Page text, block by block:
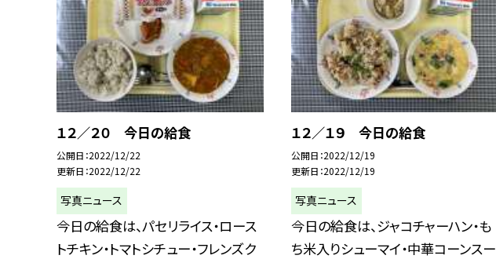
１２／２０ 今日の給食
公開日 2022/12/22
更新日 2022/12/22
写真ニュース
今日の給食は、パセリライス・ロース
トチキン・トマトシチュー・フレンズク
１２／１９ 今日の給食
公開日 2022/12/19
更新日 2022/12/19
写真ニュース
今日の給食は、ジャコチャーハン・も
ち米入りシューマイ・中華コーンスー